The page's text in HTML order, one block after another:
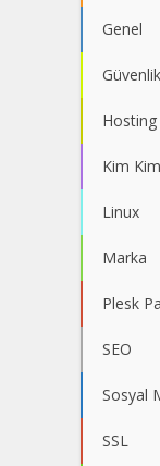
Genel
Güvenlik
Hosting
Kim
Linux
Marka
Plesk
SEO
Sosyal
SSL